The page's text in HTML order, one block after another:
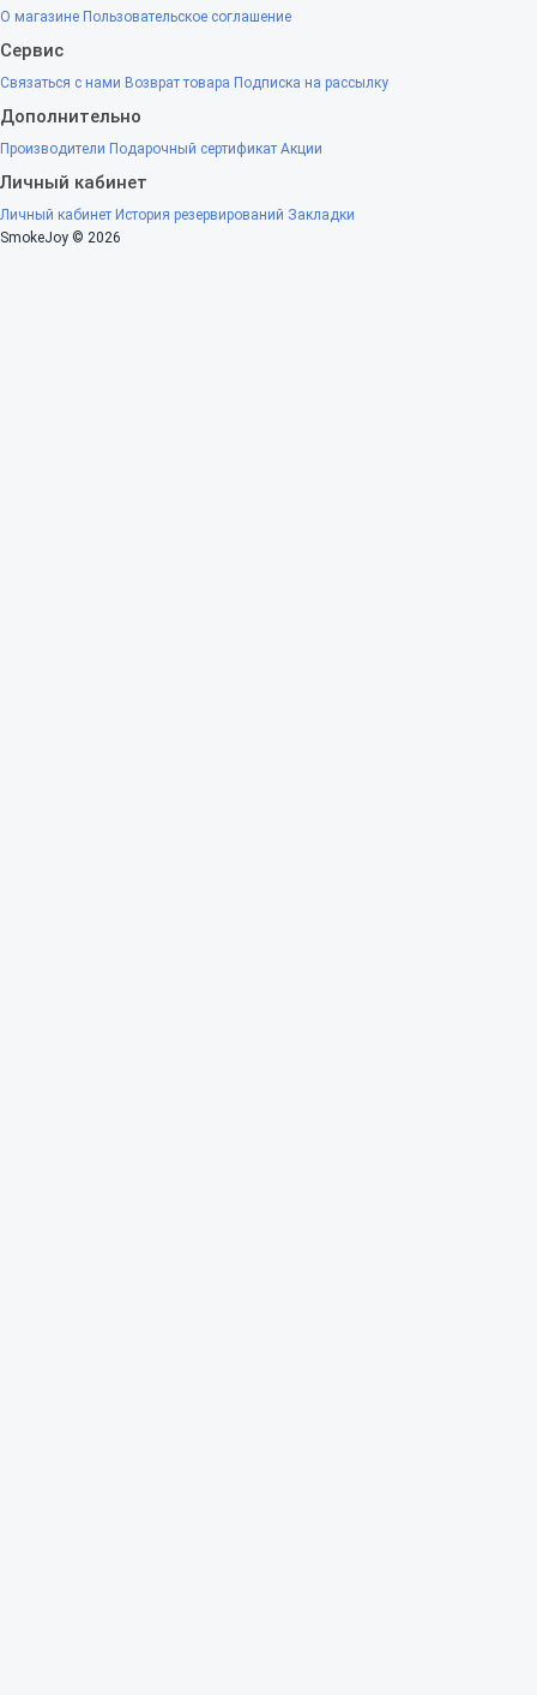
О магазине Пользовательское соглашение
Сервис
Связаться с нами Возврат товара Подписка на рассылку
Дополнительно
Производители Подарочный сертификат Акции
Личный кабинет
Личный кабинет История резервирований Закладки
SmokeJoy © 2026